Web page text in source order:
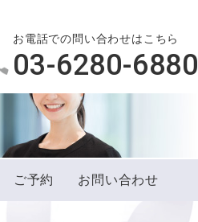
お電話での問い合わせはこちら
03-6280-6880
ご予約 お問い合わせ